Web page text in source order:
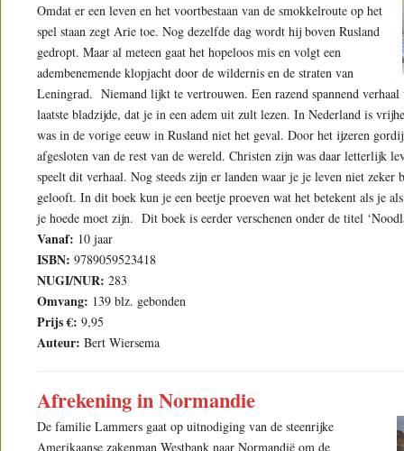
Omdat er een leven en het voortbestaan van de smokkelroute op het
spel staan zegt Arie toe. Nog dezelfde dag wordt hij boven Rusland
gedropt. Maar al meteen gaat het hopeloos mis en volgt een
adembenemende klopjacht door de wildernis en de straten van
Leningrad. Niemand lijkt te vertrouwen. Een razend spannend verhaal
laatste bladzijde, dat je in een adem uit zult lezen. In Nederland is
was in de vorige eeuw in Rusland niet het geval. Door het ijzeren
afgesloten van de rest van de wereld. Christen zijn was daar letterlijk
speelt dit verhaal. Nog steeds zijn er landen waar je je leven niet zeker
gelooft. In dit boek kun je een beetje proeven wat het betekent als je
je hoede moet zijn. Dit boek is eerder verschenen onder de titel
Vanaf: 10 jaar
ISBN: 9789059523418
NUGI/NUR: 283
Omvang: 139 blz. gebonden
Prijs €: 9,95
Auteur: Bert Wiersema
Afrekening in Normandie
De familie Lammers gaat op uitnodiging van de steenrijke
Amerikaanse zakenman Westbank naar Normandië om de